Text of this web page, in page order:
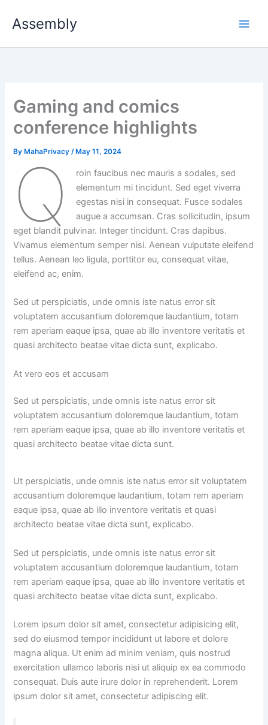
Assembly
Gaming and comics
conference highlights
By MahaPrivacy/ May 11, 2024
Q
roin faucibus nec mauris a sodales, sed
elementum mi tincidunt. Sed eget viverra
egestas nisi in consequat. Fusce sodales
augue a accumsan. Cras sollicitudin, ipsum
eget blandit pulvinar. Integer tincidunt. Cras dapibus.
Vivamus elementum semper nisi. Aenean vulputate eleifend
tellus. Aenean leo ligula, porttitor eu, consequat vitae,
eleifend ac, enim.
Sed ut perspiciatis, unde omnis iste natus error sit
voluptatem accusantium doloremque laudantium, totam
rem aperiam eaque ipsa, quae ab illo inventore veritatis et
quasi architecto beatae vitae dicta sunt, explicabo.
At vero eos et accusam
Sed ut perspiciatis, unde omnis iste natus error sit
voluptatem accusantium doloremque laudantium, totam
rem aperiam eaque ipsa, quae ab illo inventore veritatis et
quasi architecto beatae vitae dicta sunt.
Ut perspiciatis, unde omnis iste natus error sit voluptatem
accusantium doloremque laudantium, totam rem aperiam
eaque ipsa, quae ab illo inventore veritatis et quasi
architecto beatae vitae dicta sunt, explicabo.
Sed ut perspiciatis, unde omnis iste natus error sit
voluptatem accusantium doloremque laudantium, totam
rem aperiam eaque ipsa, quae ab illo inventore veritatis et
quasi architecto beatae vitae dicta sunt, explicabo.
Lorem ipsum dolor sit amet, consectetur adipisicing elit,
sed do eiusmod tempor incididunt ut labore et dolore
magna aliqua. Ut enim ad minim veniam, quis nostrud
exercitation ullamco laboris nisi ut aliquip ex ea commodo
consequat. Duis aute irure dolor in reprehenderit. Lorem
ipsum dolor sit amet, consectetur adipiscing elit.